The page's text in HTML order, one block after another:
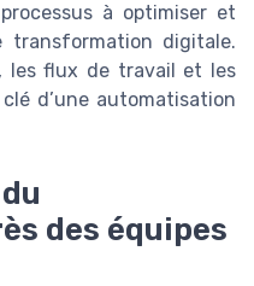
à optimiser et
digitale.
les flux de travail et les
d’une automatisation
des équipes